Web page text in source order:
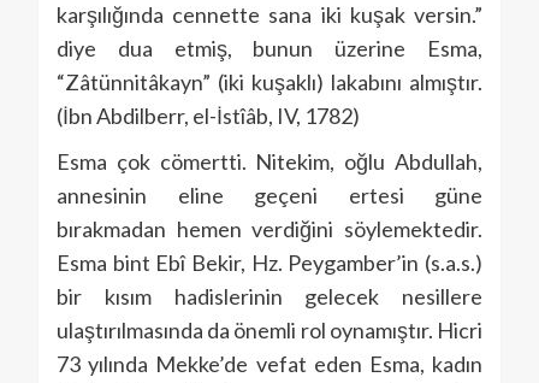
karşılığında cennette sana iki kuşak versin.”
diye dua etmiş, bunun üzerine Esma,
“Zâtünnitâkayn” (iki kuşaklı) lakabını almıştır.
(İbn Abdilberr, el-İstîâb, IV, 1782)
Esma çok cömertti. Nitekim, oğlu Abdullah,
annesinin eline geçeni ertesi güne
bırakmadan hemen verdiğini söylemektedir.
Esma bint Ebî Bekir, Hz. Peygamber’in (s.a.s.)
bir kısım hadislerinin gelecek nesillere
ulaştırılmasında da önemli rol oynamıştır. Hicri
73 yılında Mekke’de vefat eden Esma, kadın